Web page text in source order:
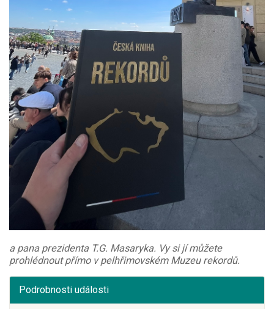
a pana prezidenta T.G. Masaryka. Vy si jí můžete
prohlédnout přímo v pelhřimovském Muzeu rekordů.
Podrobnosti události